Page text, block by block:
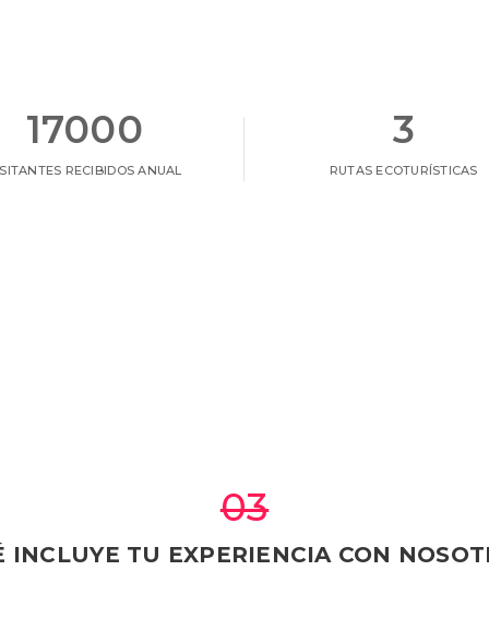
17000
RECIBIDOS ANUAL
3
RUTAS ECOTURÍSTICAS
03
INCLUYE TU EXPERIENCIA CON